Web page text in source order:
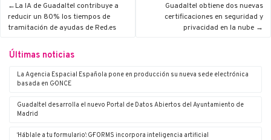
La IA de Guadaltel contribuye a
reducir un 80% los tiempos de
tramitación de ayudas de Red.es
Guadaltel obtiene dos nuevas
certificaciones en seguridad y
privacidad en la nube
Últimas noticias
La Agencia Espacial Española pone en producción su nueva sede electrónica
basada en G·ONCE
Guadaltel desarrolla el nuevo Portal de Datos Abiertos del Ayuntamiento de
Madrid
‘Háblale a tu formulario’: G·FORMS incorpora inteligencia artificial